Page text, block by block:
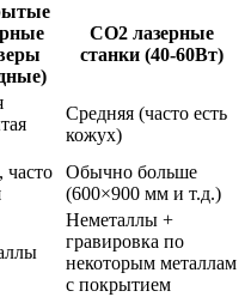
CO2 лазерные
станки (40-60Вт)
Средняя (часто есть
кожух)
часто
Обычно больше
(600×900 мм и т.д.)
Неметаллы +
гравировка по
некоторым металлам
с покрытием